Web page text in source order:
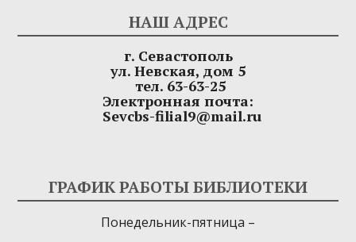
НАШ АДРЕС
г. Севастополь
ул. Невская, дом 5
тел. 63-63-25
Электронная почта:
Sevcbs-filial9@mail.ru
ГРАФИК РАБОТЫ БИБЛИОТЕКИ
Понедельник-пятница –